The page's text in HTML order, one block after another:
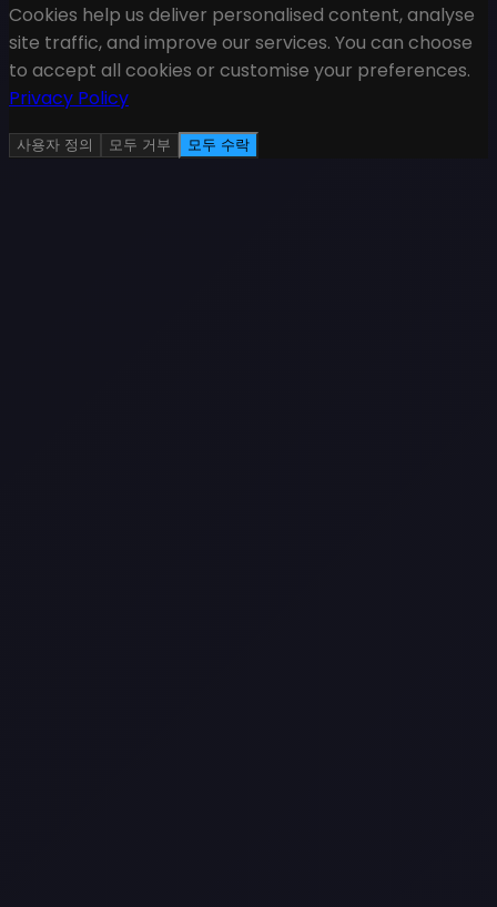
Cookies help us deliver personalised content, analyse
site traffic, and improve our services. You can choose
to accept all cookies or customise your preferences.
Privacy Policy
사용자 정의 모두 거부 모두 수락